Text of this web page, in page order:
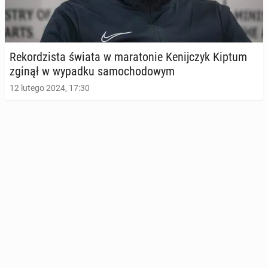
Re­kor­dzi­sta świata w ma­ra­to­nie Ke­nij­czyk Kiptum
zginął w wypadku sa­mo­cho­do­wym
12 lutego 2024, 17:30